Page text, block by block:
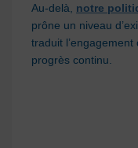
Au-delà, notre
prône un niveau
traduit l’engagement
progrès continu